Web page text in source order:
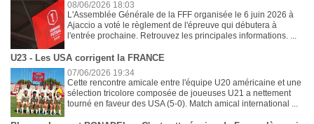
08/06/2026 18:03
L'Assemblée Générale de la FFF organisée le 6 juin 2026 à
Ajaccio a voté le règlement de l'épreuve qui débutera à
l'entrée prochaine. Retrouvez les principales informations. ...
U23 - Les USA corrigent la FRANCE
07/06/2026 19:34
Cette rencontre amicale entre l'équipe U20 américaine et une
sélection tricolore composée de joueuses U21 a nettement
tourné en faveur des USA (5-0). Match amical international ...